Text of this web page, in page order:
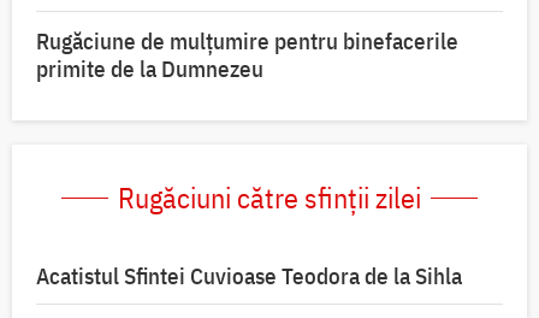
Rugăciune de mulțumire pentru binefacerile
primite de la Dumnezeu
Rugăciuni către sfinții zilei
Acatistul Sfintei Cuvioase Teodora de la Sihla